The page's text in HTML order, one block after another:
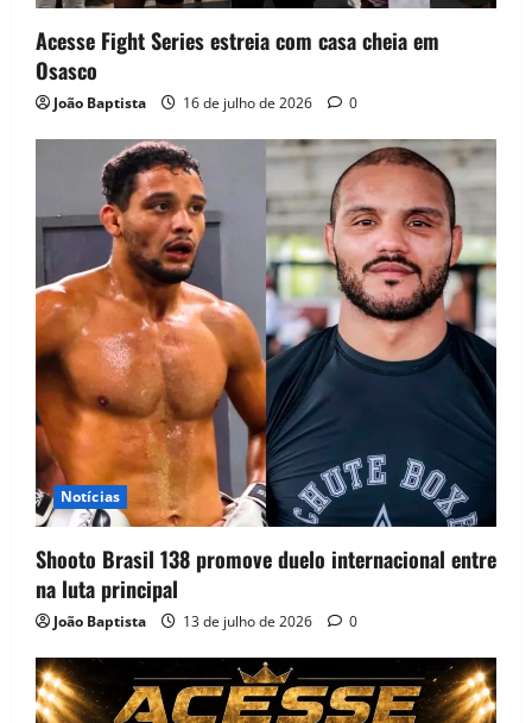
Acesse Fight Series estreia com casa cheia em
Osasco
João Baptista 16 de julho de 2026 0
Notícias
Shooto Brasil 138 promove duelo internacional entre
na luta principal
João Baptista 13 de julho de 2026 0